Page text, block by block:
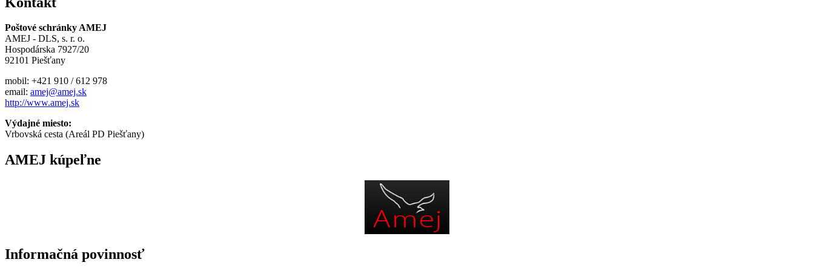
Poštové schránky AMEJ
AMEJ - DLS, s. r. o.
Hospodárska 7927/20
92101 Piešťany
mobil: +421 910 / 612 978
email: amej@amej.sk
http://www.amej.sk
Výdajné miesto:
Vrbovská cesta (Areál PD Piešťany)
AMEJ kúpeľne
Informačná povinnosť